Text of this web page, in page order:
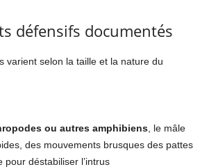
défensifs documentés
varient selon la taille et la nature du
ou autres amphibiens, le mâle
des mouvements brusques des pattes
déstabiliser l’intrus